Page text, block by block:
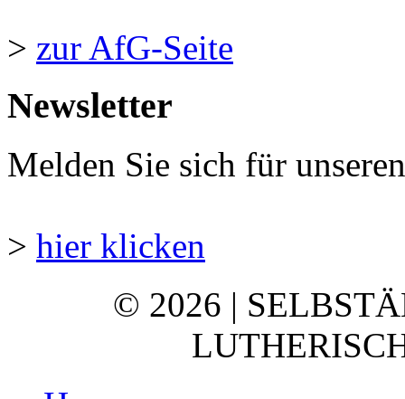
> zur AfG-Seite
Newsletter
Melden Sie sich für
> hier klicken
© 2026 |